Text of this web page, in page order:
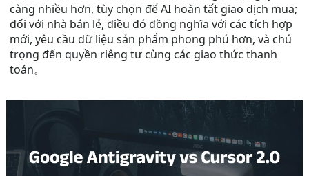
càng nhiều hơn, tùy chọn để AI hoàn tất giao dịch mua;
đối với nhà bán lẻ, điều đó đồng nghĩa với các tích hợp
mới, yêu cầu dữ liệu sản phẩm phong phú hơn, và chú
trọng đến quyền riêng tư cùng các giao thức thanh
toán。